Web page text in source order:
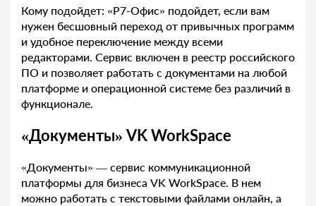
Кому подойдет: «Р7-Офис» подойдет, если вам
нужен бесшовный переход от привычных программ
и удобное переключение между всеми
редакторами. Сервис включен в реестр российского
ПО и позволяет работать с документами на любой
платформе и операционной системе без различий в
функционале.
«Документы» VK WorkSpace
«Документы» — сервис коммуникационной
платформы для бизнеса VK WorkSpace. В нем
можно работать с текстовыми файлами онлайн, а